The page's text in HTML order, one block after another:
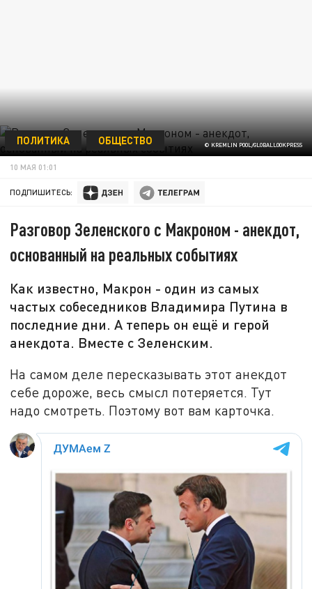
© KREMLIN POOL/GLOBALLOOKPRESS
ПОЛИТИКА ОБЩЕСТВО
10 МАЯ 01:01
ПОДПИШИТЕСЬ:
Разговор Зеленского с Макроном - анекдот,
основанный на реальных событиях
Как известно, Макрон - один из самых
частых собеседников Владимира Путина в
последние дни. А теперь он ещё и герой
анекдота. Вместе с Зеленским.
На самом деле пересказывать этот анекдот
себе дороже, весь смысл потеряется. Тут
надо смотреть. Поэтому вот вам карточка.